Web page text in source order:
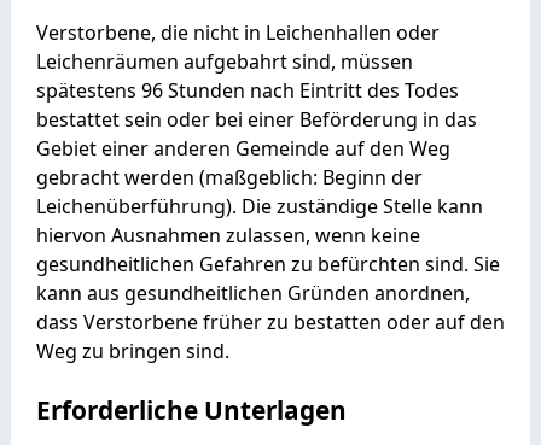
Verstorbene, die nicht in Leichenhallen oder
Leichenräumen aufgebahrt sind, müssen
spätestens 96 Stunden nach Eintritt des Todes
bestattet sein oder bei einer Beförderung in das
Gebiet einer anderen Gemeinde auf den Weg
gebracht werden (maßgeblich: Beginn der
Leichenüberführung). Die zuständige Stelle kann
hiervon Ausnahmen zulassen, wenn keine
gesundheitlichen Gefahren zu befürchten sind. Sie
kann aus gesundheitlichen Gründen anordnen,
dass Verstorbene früher zu bestatten oder auf den
Weg zu bringen sind.
Erforderliche Unterlagen